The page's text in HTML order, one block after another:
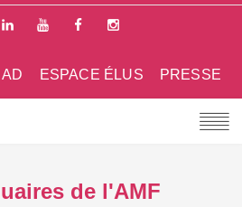
PRESSE
ESPACE ÉLUS
de l'AMF